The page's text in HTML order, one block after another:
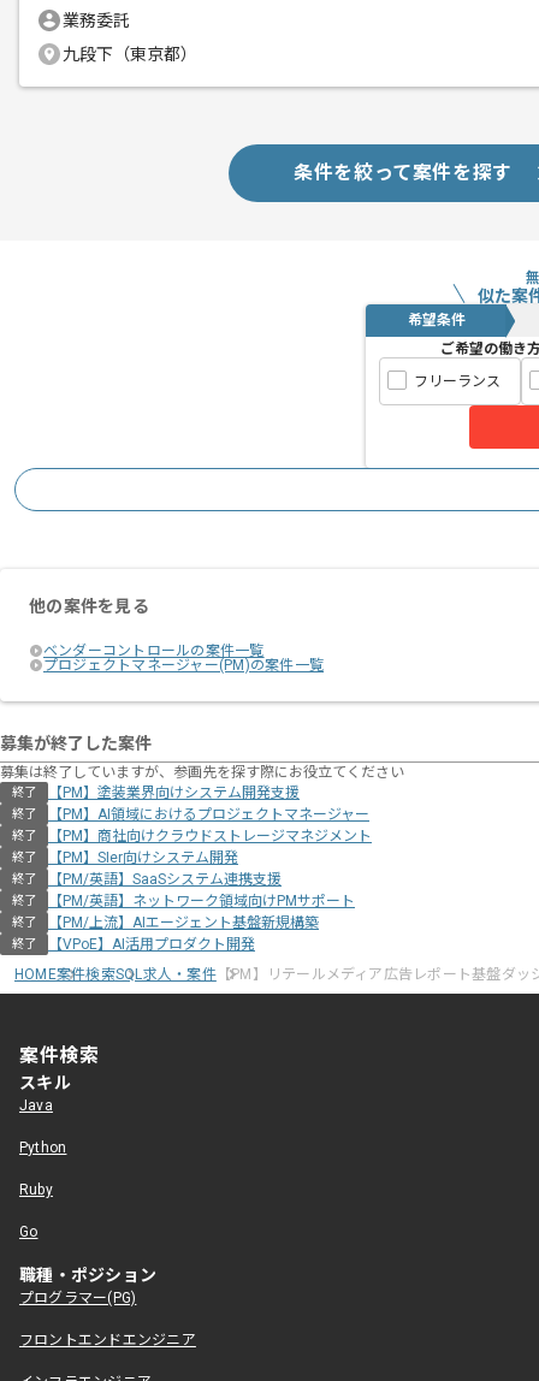
業務委託
九段下（東京都）
条件を絞って案件を探す
似た案
希望条件
ご希望の働き
フリーランス
他の案件を見る
ベンダーコントロールの案件一覧
プロジェクトマネージャー(PM)の案件一覧
募集が終了した案件
募集は終了していますが、参画先を探す際にお役立てください
終了 【PM】塗装業界向けシステム開発支援
終了 【PM】AI領域におけるプロジェクトマネージャー
終了 【PM】商社向けクラウドストレージマネジメント
終了 【PM】SIer向けシステム開発
終了 【PM/英語】SaaSシステム連携支援
終了 【PM/英語】ネットワーク領域向けPMサポート
終了 【PM/上流】AIエージェント基盤新規構築
終了
【VPoE】AI活用プロダクト開発
HOME案件検索SQL求人・案件【PM】リテールメディア広告レポート基盤ダッ
案件検索
スキル
Java
Python
Ruby
Go
職種・ポジション
プログラマー(PG)
フロントエンドエンジニア